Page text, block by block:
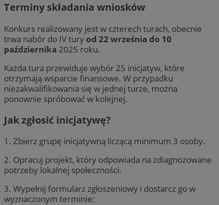
Terminy składania wniosków
Konkurs realizowany jest w czterech turach, obecnie
trwa nabór do IV tury od 22 września do 10
października 2025 roku.
Każda tura przewiduje wybór 25 inicjatyw, które
otrzymają wsparcie finansowe. W przypadku
niezakwalifikowania się w jednej turze, można
ponownie spróbować w kolejnej.
Jak zgłosić inicjatywę?
1. Zbierz grupę inicjatywną liczącą minimum 3 osoby.
2. Opracuj projekt, który odpowiada na zdiagnozowane
potrzeby lokalnej społeczności.
3. Wypełnij formularz zgłoszeniowy i dostarcz go w
wyznaczonym terminie: